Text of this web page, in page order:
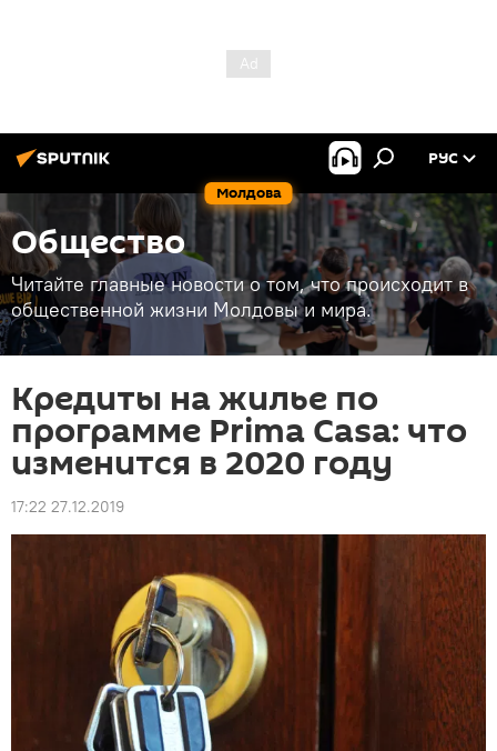
Молдова
РУС
Общество
Читайте главные новости о том, что происходит в
общественной жизни Молдовы и мира.
Кредиты на жилье по
программе Prima Casa: что
изменится в 2020 году
17:22 27.12.2019